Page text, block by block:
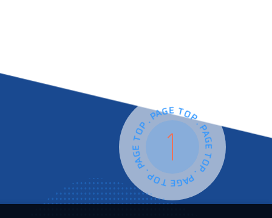
PAGE TOP . PAGE TOP . PAGE TOP . PAGE TOP .